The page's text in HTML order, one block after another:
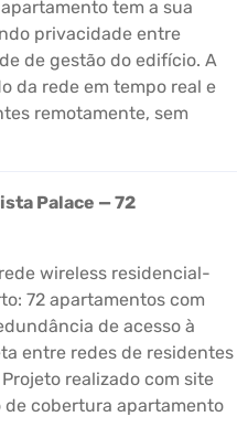
tem a sua
privacidade entre
de gestão do edifício. A
da rede em tempo real e
remotamente, sem
Palace — 72
wireless residencial-
72 apartamentos com
de acesso à
entre redes de residentes
realizado com site
cobertura apartamento